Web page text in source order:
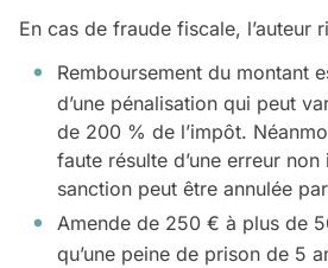
En cas de fraude fiscale, l’auteur
Remboursement du montant
d’une pénalisation qui peut
de 200 % de l’impôt.
faute résulte d’une erreur
sanction peut être annulée
Amende de 250 € à plus de
qu’une peine de prison de 5